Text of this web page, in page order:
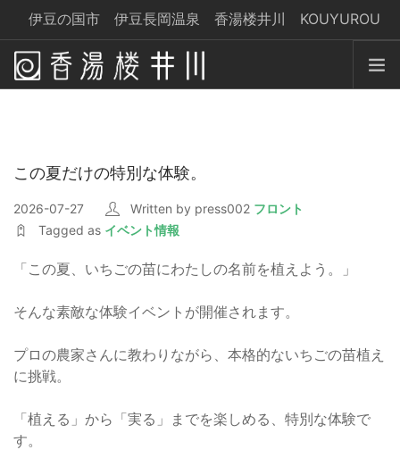
伊豆の国市 伊豆長岡温泉 香湯楼井川 KOUYUROU
IKAWA
お食事
お部屋
サービス
交 通
宿泊予約
この夏だけの特別な体験。
2026-07-27 Written by press002 フロント
Tagged as イベント情報
「この夏、いちごの苗にわたしの名前を植えよう。」
そんな素敵な体験イベントが開催されます。
プロの農家さんに教わりながら、本格的ないちごの苗植え
に挑戦。
「植える」から「実る」までを楽しめる、特別な体験で
す。